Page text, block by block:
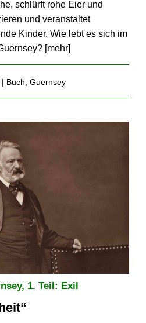
schlürft rohe Eier und
und veranstaltet
Kinder. Wie lebt es sich im
[mehr]
| Buch ,Guernsey
1. Teil: Exil